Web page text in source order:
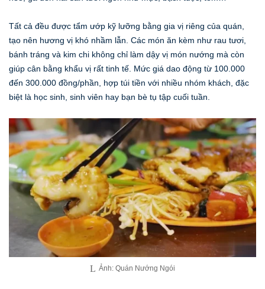
Tất cả đều được tẩm ướp kỹ lưỡng bằng gia vị riêng của quán,
tạo nên hương vị khó nhầm lẫn. Các món ăn kèm như rau tươi,
bánh tráng và kim chi không chỉ làm dậy vị món nướng mà còn
giúp cân bằng khẩu vị rất tinh tế. Mức giá dao động từ 100.000
đến 300.000 đồng/phần, hợp túi tiền với nhiều nhóm khách, đặc
biệt là học sinh, sinh viên hay bạn bè tụ tập cuối tuần.
Ảnh: Quán Nướng Ngói